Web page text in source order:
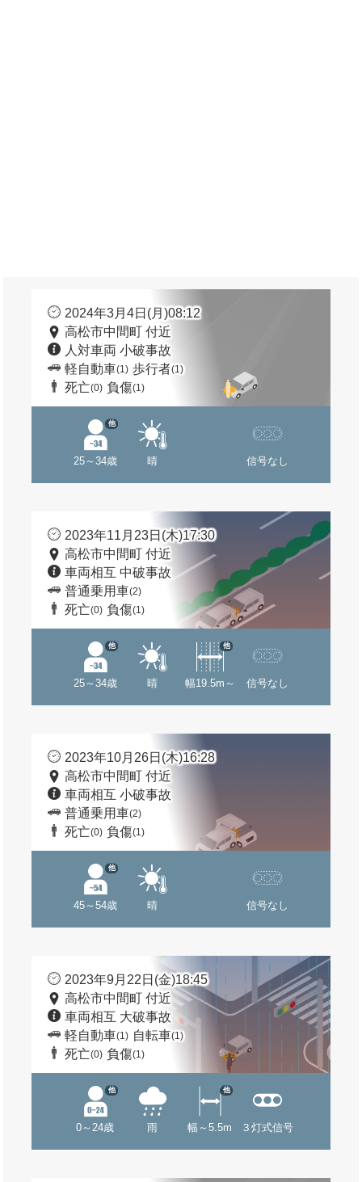
2024年3月4日(月)08:12
高松市中間町 付近
人対車両 小破事故
軽自動車(1) 歩行者(1)
死亡(0) 負傷(1)
25～34歳
他
晴 信号なし
2023年11月23日(木)17:30
高松市中間町 付近
車両相互 中破事故
普通乗用車(2)
死亡(0) 負傷(1)
25～34歳
他
晴 幅19.5m～
他
信号なし
2023年10月26日(木)16:28
高松市中間町 付近
車両相互 小破事故
普通乗用車(2)
死亡(0) 負傷(1)
45～54歳
他
晴 信号なし
2023年9月22日(金)18:45
高松市中間町 付近
車両相互 大破事故
軽自動車(1) 自転車(1)
死亡(0) 負傷(1)
0～24歳
他
雨 幅～5.5m
他
３灯式信号